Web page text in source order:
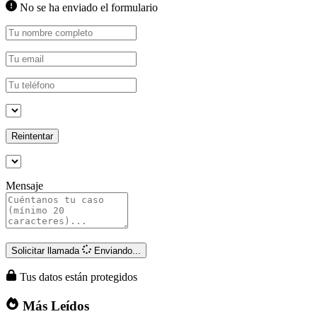
No se ha enviado el formulario
Reintentar
Mensaje
Solicitar llamada Enviando...
Tus datos están protegidos
Más Leídos